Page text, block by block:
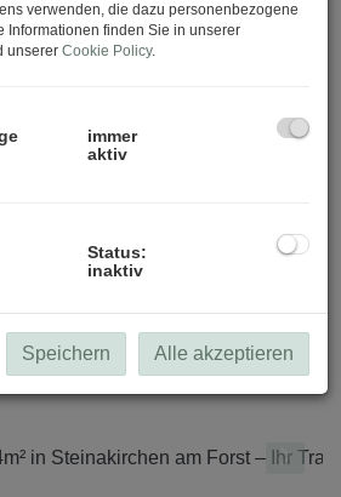
verwenden, die dazu personenbezogene
Informationen finden Sie in unserer
unserer Cookie Policy.
immer
aktiv
Status:
inaktiv
Speichern Alle akzeptieren